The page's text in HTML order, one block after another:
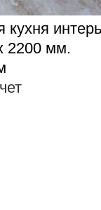
2200 мм.